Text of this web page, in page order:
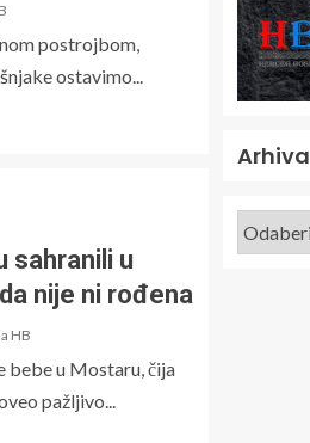
postrojbom,
ostavimo...
sahranili u
nije ni rođena
HB
bebe u Mostaru, čija
pažljivo...
Arhiva